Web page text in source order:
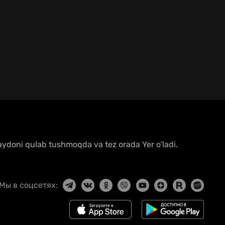
qulab tushmoqda va tez orada Yer o'ladi.
в соцсетях: